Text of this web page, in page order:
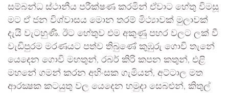
සම්බන්ධ ස්ථානීය පරීක්ෂණ කරමින් ඒවාට හේතු විමසූ
මට ඒ ජන විශ්වාසය මොන තරම් මිථ්‍යාවක් මුලාවක්
දැයි වැටහුණි. ඊට හේතුව එම අකුණු පහර වලට ලක් වී
වැඩිපුරම මරණයට පත්ව තිබුණේ කුඹුරු ගොවි තැනේ
යෙදෙන ගොවි මහතුන්, රබර් කිරි කපන කතුන්, එළි
මහනේ ගමන් කරන අහිංසක ගැමියන්, අට්ටාල මත
ආරක්‍ෂක කටයුතු වල යෙදෙන හමුදා සෙබළුන්, කිතුල්